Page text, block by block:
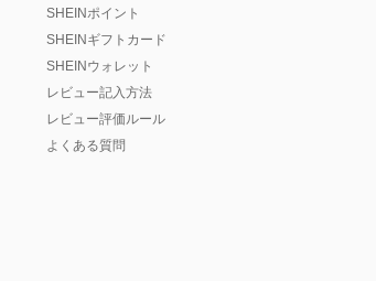
SHEINポイント
SHEINギフトカード
SHEINウォレット
レビュー記入方法
レビュー評価ルール
よくある質問